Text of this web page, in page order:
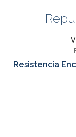
-43%
OFF
Resistencia